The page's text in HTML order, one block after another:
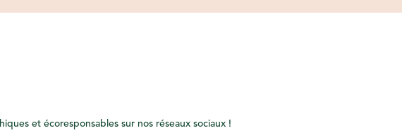
et écoresponsables sur nos réseaux sociaux !